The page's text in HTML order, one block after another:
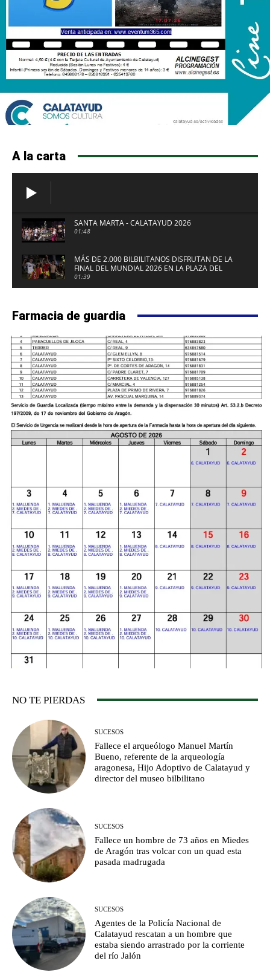
A la carta
SANTA MARTA - CALATAYUD 2026
01:48
MÁS DE 2.000 BILBILITANOS DISFRUTAN DE LA
FINAL DEL MUNDIAL 2026 EN LA PLAZA DEL
FUERTE DE CALATAYUD
01:39
Farmacia de guardia
NO TE PIERDAS
SUCESOS
Fallece el arqueólogo Manuel Martín
Bueno, referente de la arqueología
aragonesa, Hijo Adoptivo de Calatayud y
director del museo bilbilitano
SUCESOS
Fallece un hombre de 73 años en Miedes
de Aragón tras volcar con un quad esta
pasada madrugada
SUCESOS
Agentes de la Policía Nacional de
Calatayud rescatan a un hombre que
estaba siendo arrastrado por la corriente
del río Jalón